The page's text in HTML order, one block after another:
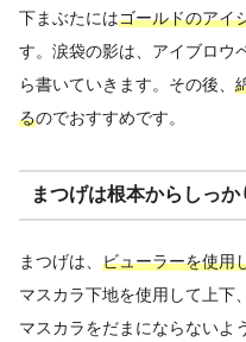
下まぶたにはゴールドのアイ
す。涙袋の影は、アイブロウ
ら書いていきます。その後、
るのでおすすめです。
まつげは根本からしっか
まつげは、 ビューラーを使用
マスカラ下地を使用して上下
マスカラをだまにならないよ